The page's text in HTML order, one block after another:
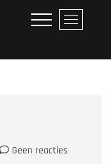
M
e
Geen reacties